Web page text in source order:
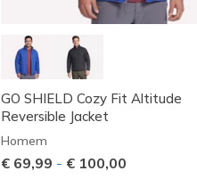
GO SHIELD Cozy Fit Altitude
Reversible Jacket
Homem
€ 69,99 - € 100,00